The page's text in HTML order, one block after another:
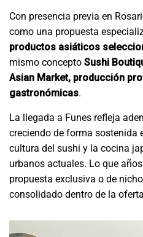
Con presencia previa en
como una propuesta
productos asiáticos
mismo concepto Sushi
Asian Market, producción
gastronómicas.
La llegada a Funes refleja
creciendo de forma sostenida
cultura del sushi y la cocina
urbanos actuales. Lo que
propuesta exclusiva o de
consolidado dentro de la